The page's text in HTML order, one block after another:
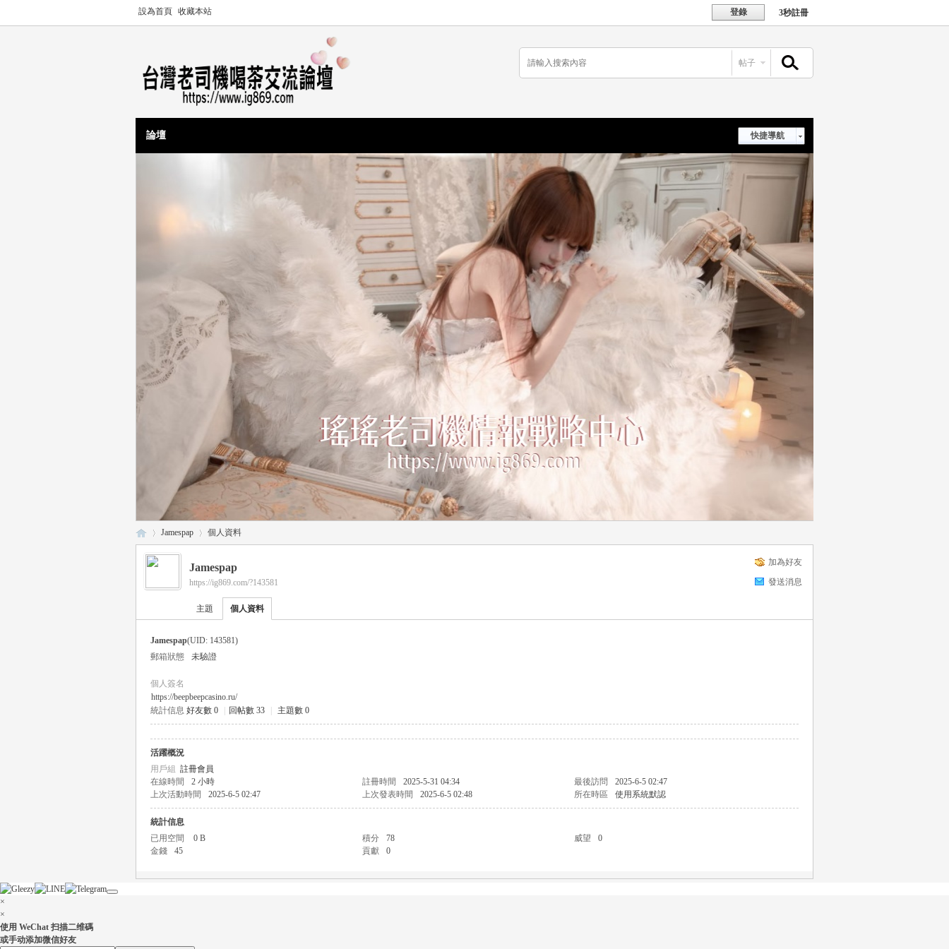
設為首頁 收藏本站 登錄 3秒註冊
帖子
快捷導航
論壇
›
Jamespap 個人資料
加為好友
發送消息
Jamespap
https://ig869.com/?143581
主題 個人資料
Jamespap(UID: 143581)
郵箱狀態
未驗證
個人簽名
https://beepbeepcasino.ru/
統計信息 好友數 0 回帖數 33 主題數 0
活躍概況
用戶組 註冊會員
在線時間
2 小時 註冊時間 2025-5-31 04:34 最後訪問
2025-6-5 02:47
上次活動時間
2025-6-5 02:47 上次發表時間 2025-6-5 02:48 所在時區 使用系統默認
統計信息
已用空間
0 B 積分 78 威望
0
金錢
45 貢獻 0
×
×
使用 WeChat 扫描二维碼
或手动添加微信好友